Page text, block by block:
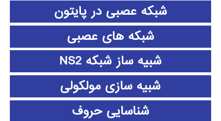
شبکه عصبی در پایتون
شبکه های عصبی
شبیه ساز شبکه NS2
شبیه سازی مولکولی
شناسایی حروف